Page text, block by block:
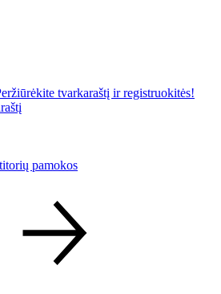
tvarkaraštį ir registruokitės!
pamokos